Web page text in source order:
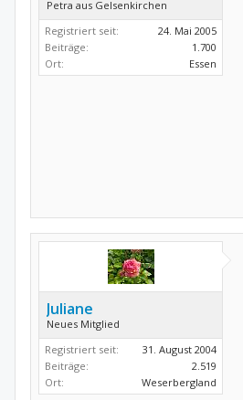
Petra aus Gelsenkirchen
Registriert seit:
24. Mai 2005
Beiträge:
1.700
Ort:
Essen
Juliane
Neues Mitglied
Registriert seit:
31. August 2004
Beiträge:
2.519
Ort:
Weserbergland